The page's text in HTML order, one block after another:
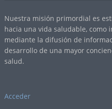
Nuestra misión primordial es
hacia una vida saludable, como
mediante la difusión de
desarrollo de una mayor
salud.
Acceder